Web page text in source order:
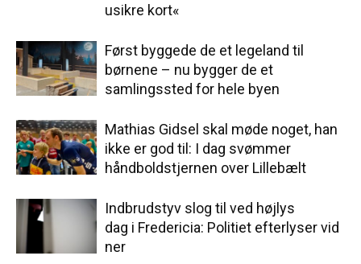
usikre kort«
Først byggede de et legeland til
børnene – nu bygger de et
samlingssted for hele byen
Mathias Gidsel skal møde noget, han
ikke er god til: I dag svømmer
håndboldstjernen over Lillebælt
Indbrudstyv slog til ved højlys
dag i Fredericia: Politiet efterlyser vid
ner